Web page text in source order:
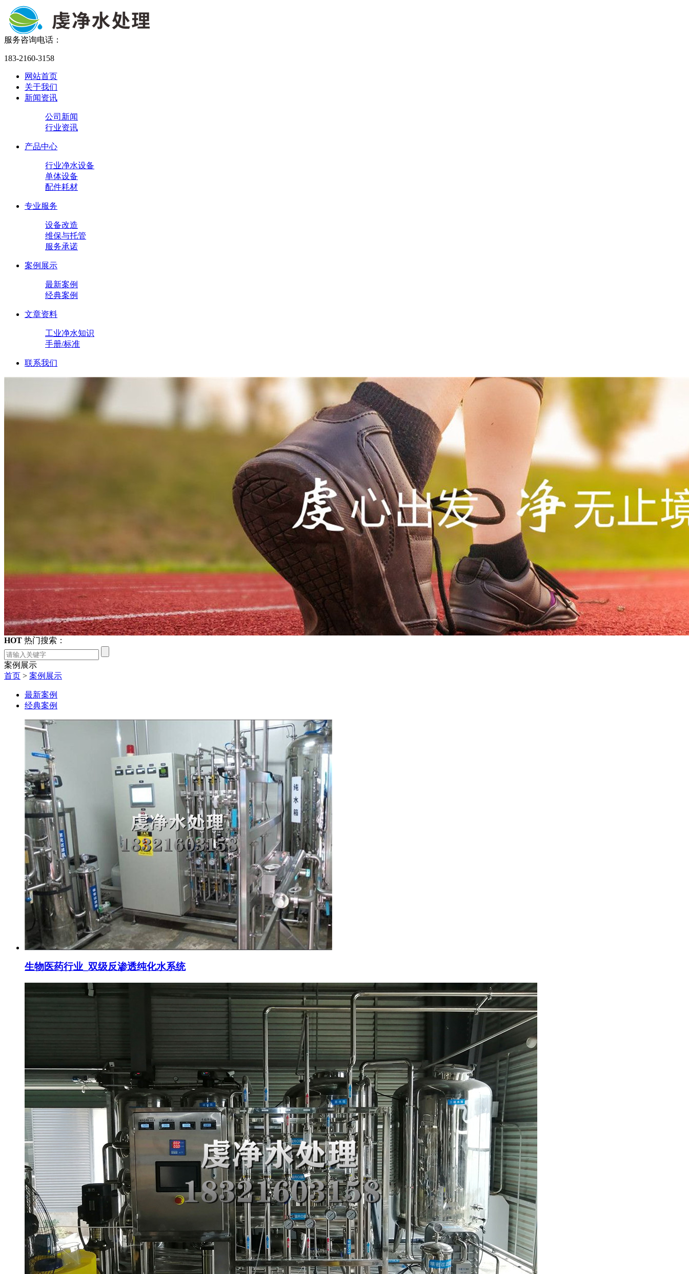
服务咨询电话：
183-2160-3158
网站首页
关于我们
新闻资讯
公司新闻
行业资讯
产品中心
行业净水设备
单体设备
配件耗材
专业服务
设备改造
维保与托管
服务承诺
案例展示
最新案例
经典案例
文章资料
工业净水知识
手册/标准
联系我们
HOT 热门搜索：
案例展示
首页 > 案例展示
最新案例
经典案例
生物医药行业_双级反渗透纯化水系统